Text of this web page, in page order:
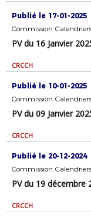
Publié le 17-01-2025
PV du 16 Janvier
CRCCH
Publié le 10-01-2025
PV du 09 Janvier
CRCCH
Publié le 20-12-2024
PV du 19 décembre
CRCCH